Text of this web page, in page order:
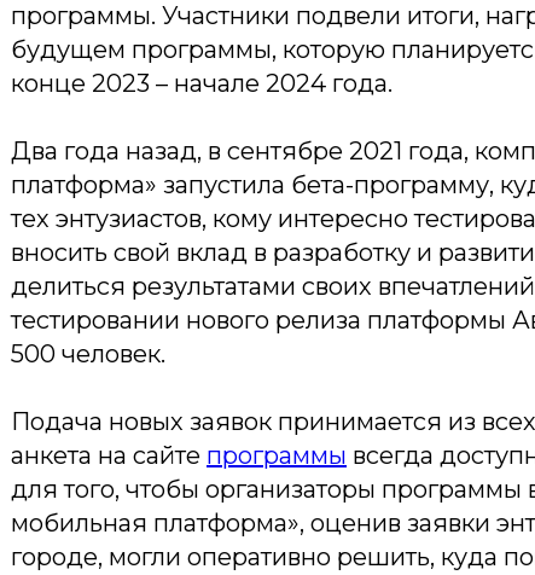
программы. Участники подвели итоги,
будущем программы, которую
конце 2023 – начале 2024 года.
Два года назад, в сентябре 2021 года,
платформа» запустила бета-программу,
тех энтузиастов, кому интересно
вносить свой вклад в разработку и
делиться результатами своих
тестировании нового релиза платформы
500 человек.
Подача новых заявок принимается из
анкета на сайте программы всегда
для того, чтобы организаторы программы
мобильная платформа», оценив заявки
городе, могли оперативно решить, куда